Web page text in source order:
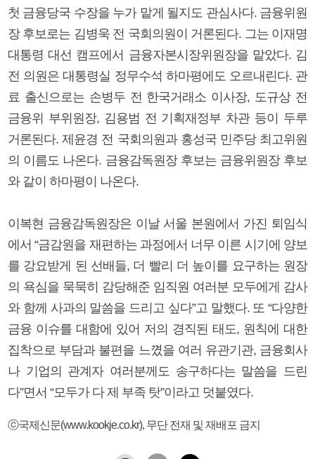
첫 금융당국 수장을 누가 맡게 될지도 관심사다. 금융위원
장 후보로는 김병욱 전 국회의원이 거론된다. 그는 이재명
대통령 대선 캠프에서 금융자본시장위원장을 맡았다. 김
전 의원은 대통령실 정무수석 하마평에도 오르내린다. 관
료 출신으로는 손병두 전 한국거래소 이사장, 도규상 전
금융위 부위원장, 김용범 전 기획재정부 차관 등이 두루
거론된다. 제윤경 전 국회의원과 홍성국 민주당 최고위원
의 이름도 나온다. 금융감독원장 후보는 금융위원장 후보
와 같이 하마평이 나온다.
이복현 금융감독원장은 이날 서울 본원에서 가진 퇴임식
에서 “금감원을 재편하는 과정에서 너무 이른 시기에 양보
를 강요받게 된 선배들, 더 빨리 더 높이를 요구하는 원장
의 욕심을 묵묵히 감당해준 임직원 여러분 모두에게 감사
와 함께 사과의 말씀을 드리고 싶다”고 말했다. 또 “다양한
금융 이슈를 대함에 있어 저의 경직된 태도, 원칙에 대한
집착으로 부담과 불편을 느꼈을 여러 유관기관, 금융회사
나 기업의 관계자 여러분께도 송구하다는 말씀을 드린
다”면서 “모두가 다 제 부족 탓”이라고 덧붙였다.
ⓒ국제신문(www.kookje.co.kr), 무단 전재 및 재배포 금지